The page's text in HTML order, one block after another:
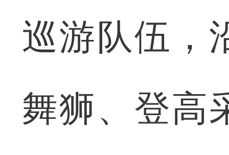
巡游队伍，
舞狮、登高